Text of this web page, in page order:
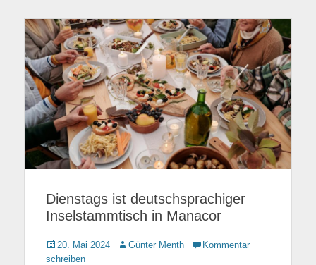
Dienstags ist deutschsprachiger
Inselstammtisch in Manacor
Gepostet
am
20. Mai 2024 AutorGünter Menth
Kommentar
schreiben